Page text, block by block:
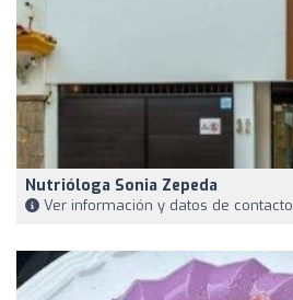
Nutrióloga Sonia Zepeda
Ver información y datos de contacto